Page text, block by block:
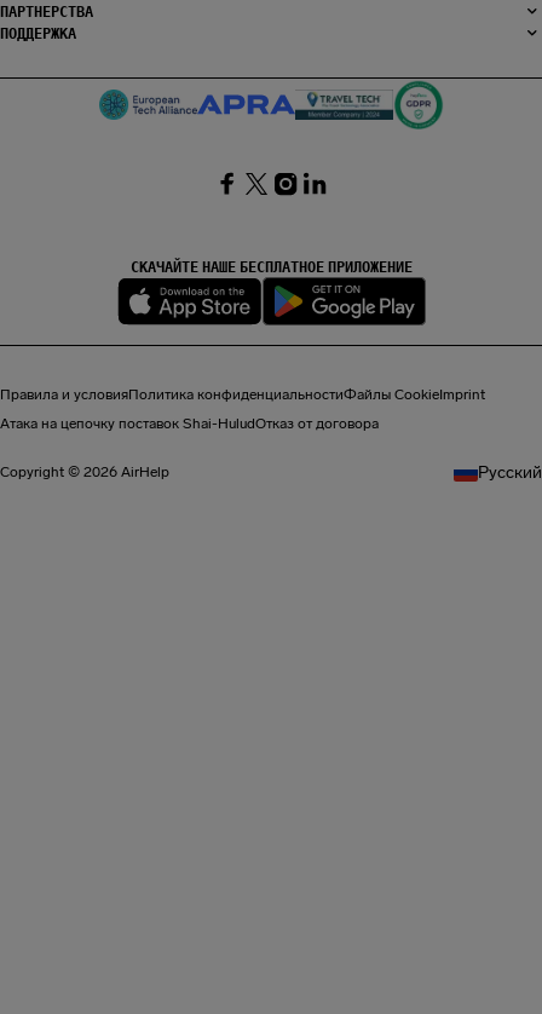
ПАРТНЕРСТВА
ПОДДЕРЖКА
СКАЧАЙТЕ НАШЕ БЕСПЛАТНОЕ ПРИЛОЖЕНИЕ
Правила и условияПолитика конфиденциальностиФайлы CookieImprint
Атака на цепочку поставок Shai-HuludОтказ от договора
Copyright © 2026 AirHelp Pусский